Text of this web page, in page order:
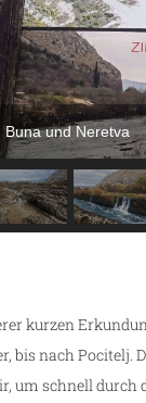
und Neretva
kurzen
bis nach Pocitelj.
um schnell durch